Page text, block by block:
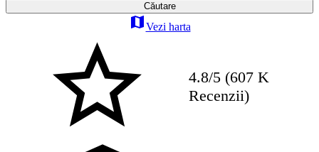
Căutare
Vezi harta
4.8/5 (607 K
Recenzii)